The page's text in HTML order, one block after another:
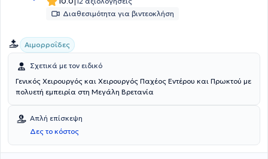
Διαθεσιμότητα για βιντεοκλήση
Αιμορροΐδες
Σχετικά με τον ειδικό
Γενικός Χειρουργός και Χειρουργός Παχέος Εντέρου και Πρωκτού με
πολυετή εμπειρία στη Μεγάλη Βρετανία
Απλή επίσκεψη
Δες το κόστος